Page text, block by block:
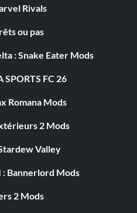
Rivals
ou pas
: Snake Eater Mods
SPORTS FC 26
Romana Mods
2 Mods
Valley
: Bannerlord Mods
2 Mods